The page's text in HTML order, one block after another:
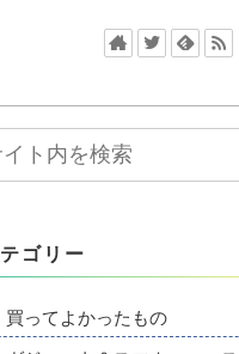
テゴリー
買ってよかったもの